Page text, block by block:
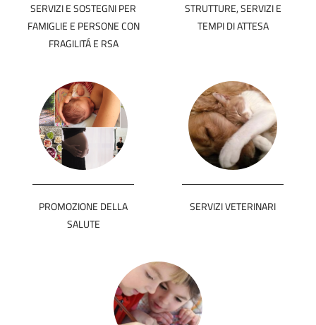
SERVIZI E SOSTEGNI PER
FAMIGLIE E PERSONE CON
FRAGILITÁ E RSA
STRUTTURE, SERVIZI E
TEMPI DI ATTESA
PROMOZIONE DELLA
SALUTE
SERVIZI VETERINARI